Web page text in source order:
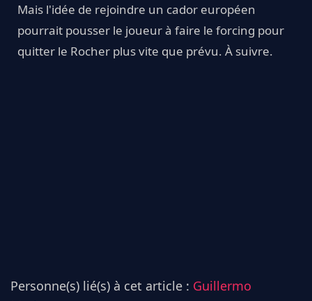
Mais l'idée de rejoindre un cador européen
pourrait pousser le joueur à faire le forcing pour
quitter le Rocher plus vite que prévu. À suivre.
Personne(s) lié(s) à cet article : Guillermo